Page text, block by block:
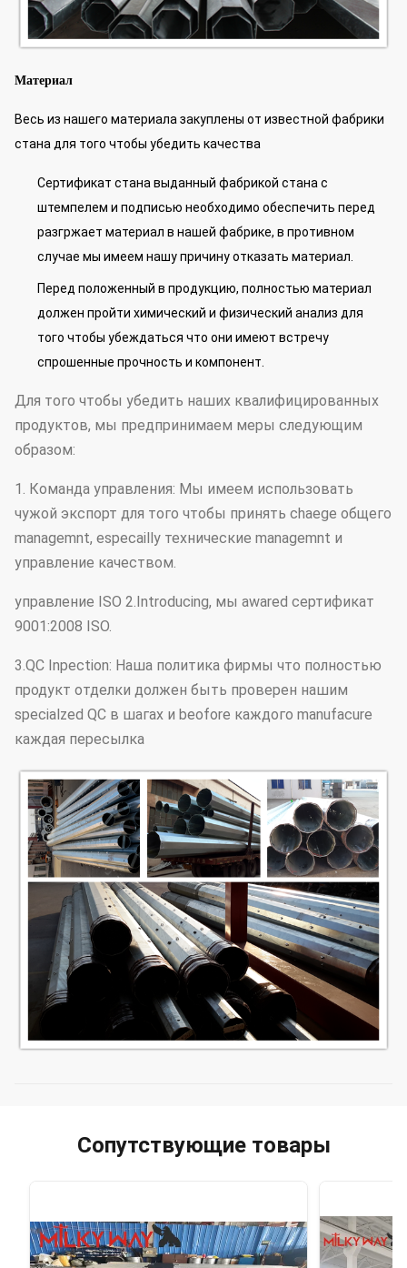
Материал
Весь из нашего материала закуплены от известной фабрики
стана для того чтобы убедить качества
Сертификат стана выданный фабрикой стана с
штемпелем и подписью необходимо обеспечить перед
разгржает материал в нашей фабрике, в противном
случае мы имеем нашу причину отказать материал.
Перед положенный в продукцию, полностью материал
должен пройти химический и физический анализ для
того чтобы убеждаться что они имеют встречу
спрошенные прочность и компонент.
Для того чтобы убедить наших квалифицированных
продуктов, мы предпринимаем меры следующим
образом:
1. Команда управления: Мы имеем использовать
чужой экспорт для того чтобы принять chaege общего
managemnt, especailly технические managemnt и
управление качеством.
управление ISO 2.Introducing, мы awared сертификат
9001:2008 ISO.
3.QC Inpection: Наша политика фирмы что полностью
продукт отделки должен быть проверен нашим
specialzed QC в шагах и beofore каждого manufacure
каждая пересылка
Сопутствующие товары